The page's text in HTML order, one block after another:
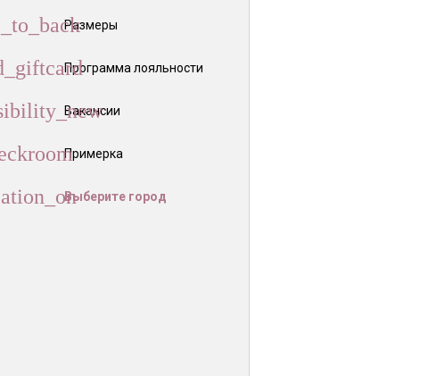
Размеры
Программа лояльности
Вакансии
Примерка
Выберите город